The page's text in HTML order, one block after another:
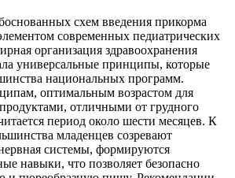
схем введения прикорма
современных педиатрических
организация здравоохранения
универсальные принципы, которые
национальных программ.
оптимальным возрастом для
продуктами, отличными от грудного
период около шести месяцев. К
младенцев созревают
системы, формируются
навыки, что позволяет безопасно